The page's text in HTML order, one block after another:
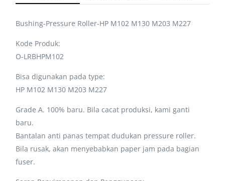
Bushing-Pressure Roller-HP M102 M130 M203 M227
Kode Produk:
O-LRBHPM102
Bisa digunakan pada type:
HP M102 M130 M203 M227
Grade A. 100% baru. Bila cacat produksi, kami ganti
baru.
Bantalan anti panas tempat dudukan pressure roller.
Bila rusak, akan menyebabkan paper jam pada bagian
fuser.